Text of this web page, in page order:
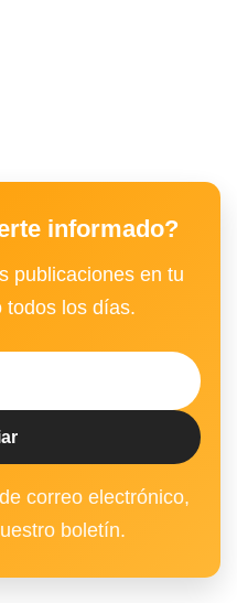
informado?
publicaciones en tu
todos los días.
correo electrónico,
boletín.